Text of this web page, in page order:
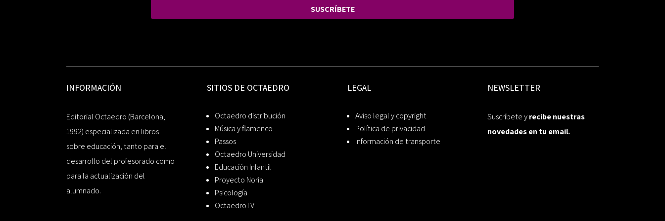
SUSCRÍBETE
INFORMACIÓN
Editorial Octaedro (Barcelona,
1992) especializada en libros
sobre educación, tanto para el
desarrollo del profesorado como
para la actualización del
alumnado.
SITIOS DE OCTAEDRO
Octaedro distribución
Música y flamenco
Passos
Octaedro Universidad
Educación Infantil
Proyecto Noria
Psicología
OctaedroTV
LEGAL
Aviso legal y copyright
Política de privacidad
Información de transporte
NEWSLETTER
Suscríbete yrecibe nuestras
novedades en tu email.